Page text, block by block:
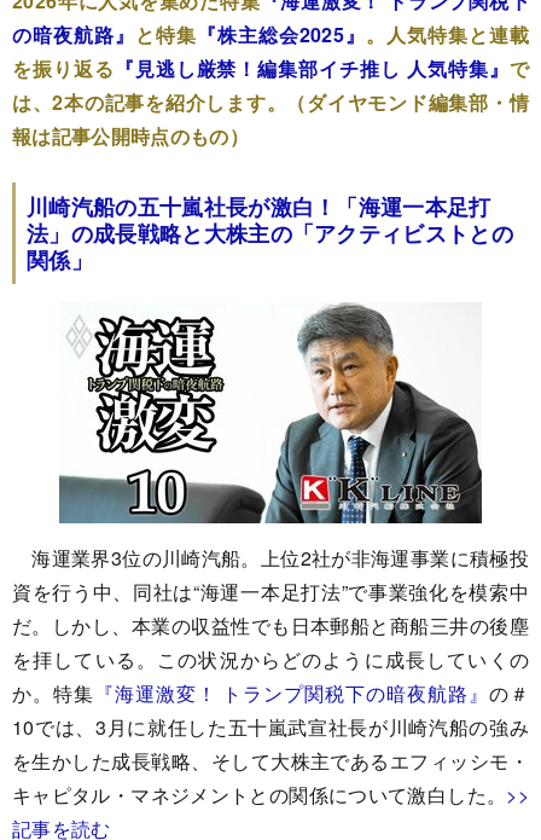
の暗夜航路』 と特集 『株主総会2025』 。人気特集と連載
を振り返る 『見逃し厳禁！編集部イチ推し 人気特集』 で
は、2本の記事を紹介します。（ダイヤモンド編集部・情
報は記事公開時点のもの）
川崎汽船の五十嵐社長が激白！「海運一本足打
法」の成長戦略と大株主の「アクティビストとの
関係」
海運業界3位の川崎汽船。上位2社が非海運事業に積極投
資を行う中、同社は“海運一本足打法”で事業強化を模索中
だ。しかし、本業の収益性でも日本郵船と商船三井の後塵
を拝している。この状況からどのように成長していくの
か。特集 『海運激変！ トランプ関税下の暗夜航路』 の＃
10では、3月に就任した五十嵐武宣社長が川崎汽船の強み
を生かした成長戦略、そして大株主であるエフィッシモ・
キャピタル・マネジメントとの関係について激白した。 >>
記事を読む